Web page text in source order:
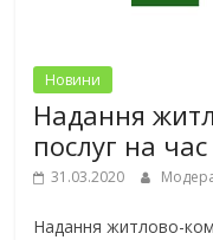
Новини
Надання
послуг на
31.03.2020
Надання житлово-